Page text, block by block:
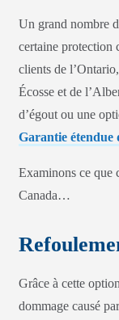
Un grand nombre
certaine protection
clients de
Écosse et de
d’égout ou une
Garantie étendue
Examinons ce que
Canada…
Grâce à cette
dommage causé